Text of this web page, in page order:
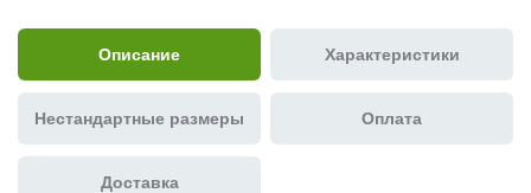
Описание Характеристики
Нестандартные размеры Оплата
Доставка